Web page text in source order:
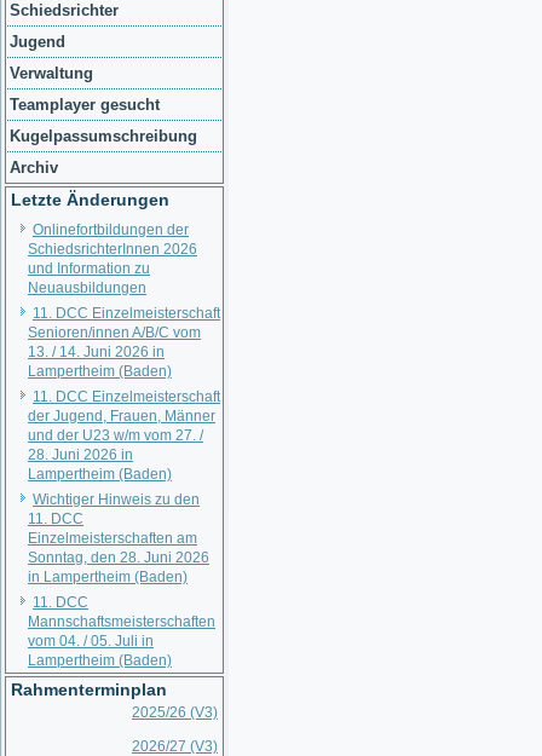
Schiedsrichter
Jugend
Verwaltung
Teamplayer gesucht
Kugelpassumschreibung
Archiv
Letzte Änderungen
Onlinefortbildungen der
SchiedsrichterInnen 2026
und Information zu
Neuausbildungen
11. DCC Einzelmeisterschaft
Senioren/innen A/B/C vom
13. / 14. Juni 2026 in
Lampertheim (Baden)
11. DCC Einzelmeisterschaft
der Jugend, Frauen, Männer
und der U23 w/m vom 27. /
28. Juni 2026 in
Lampertheim (Baden)
Wichtiger Hinweis zu den
11. DCC
Einzelmeisterschaften am
Sonntag, den 28. Juni 2026
in Lampertheim (Baden)
11. DCC
Mannschaftsmeisterschaften
vom 04. / 05. Juli in
Lampertheim (Baden)
Rahmenterminplan
2025/26 (V3)
2026/27 (V3)